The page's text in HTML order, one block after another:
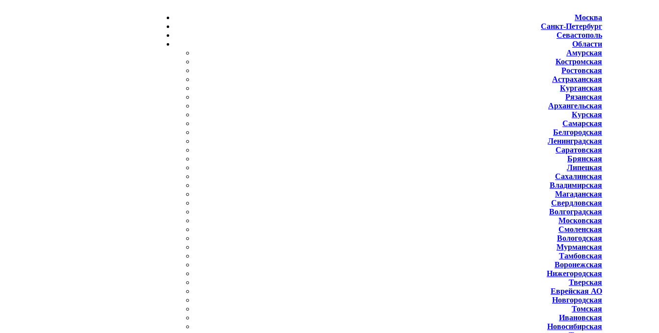
Москва
Санкт-Петербург
Севастополь
Области
Амурская
Костромская
Ростовская
Астраханская
Курганская
Рязанская
Архангельская
Курская
Самарская
Белгородская
Ленинградская
Саратовская
Брянская
Липецкая
Сахалинская
Владимирская
Магаданская
Свердловская
Волгоградская
Московская
Смоленская
Вологодская
Мурманская
Тамбовская
Воронежская
Нижегородская
Тверская
Еврейская АО
Новгородская
Томская
Ивановская
Новосибирская